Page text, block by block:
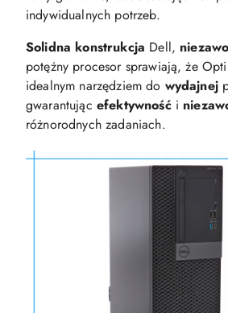
indywidualnych potrzeb.
Solidna konstrukcja Dell,
potężny procesor sprawiają, że
idealnym narzędziem do wydajnej
gwarantując efektywnośći
różnorodnych zadaniach.